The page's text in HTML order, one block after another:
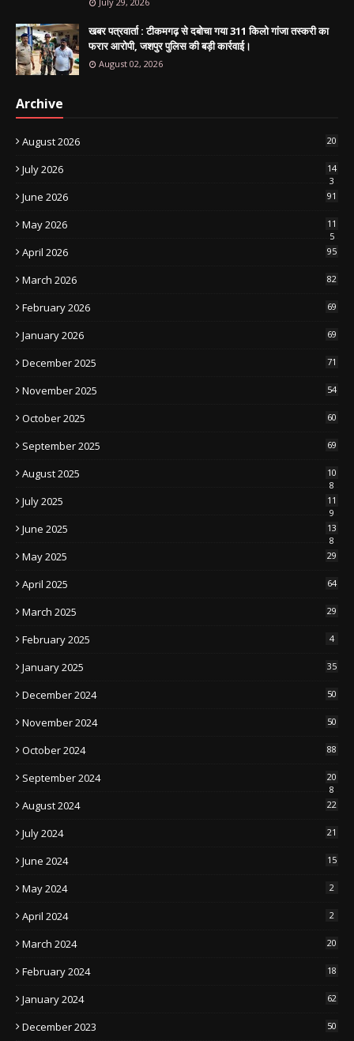
खबर पत्रवार्ता : टीकमगढ़ से दबोचा गया 311 किलो गांजा तस्करी का
फरार आरोपी, जशपुर पुलिस की बड़ी कार्रवाई।
August 02, 2026
Archive
August 2026 20
July 2026
14
3
June 2026 91
May 2026
11
5
April 2026 95
March 2026 82
February 2026 69
January 2026 69
December 2025 71
November 2025 54
October 2025 60
September 2025 69
August 2025
10
8
July 2025
11
9
June 2025
13
8
May 2025 29
April 2025 64
March 2025 29
February 2025 4
January 2025 35
December 2024 50
November 2024 50
October 2024 88
September 2024
20
8
August 2024 22
July 2024 21
June 2024 15
May 2024 2
April 2024 2
March 2024 20
February 2024 18
January 2024 62
December 2023 50